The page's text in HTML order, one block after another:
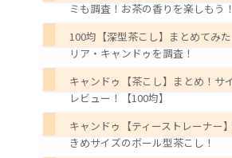
ミも調査！お茶の香りを楽しもう！
100均【深型茶こし】まとめてみ
リア・キャンドゥを調査！
キャンドゥ【茶こし】まとめ！サ
レビュー！【100均】
キャンドゥ【ティーストレーナー
きめサイズのボール型茶こし！